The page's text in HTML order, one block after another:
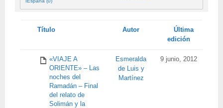
Tienes
Título Autor
Última
edición
«VIAJE A
ORIENTE» – Las
noches del
Ramadán – Final
del relato de
Solimán y la
Esmeralda
de Luis y
Martínez
9 junio, 2012